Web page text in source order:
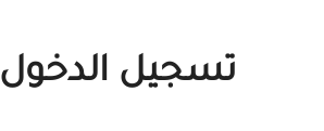
تسجيل الدخول